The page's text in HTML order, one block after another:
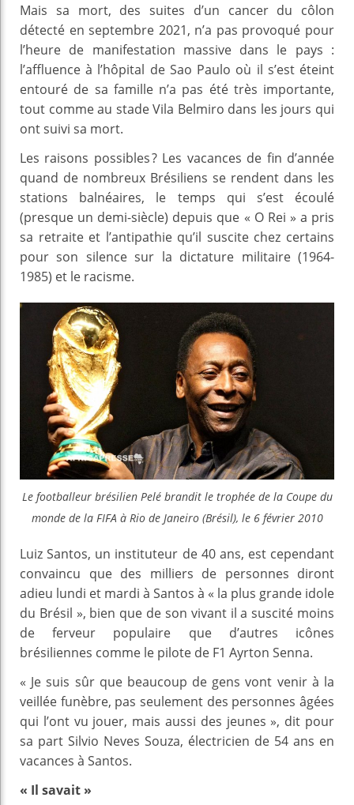
Mais sa mort, des suites d’un cancer du côlon
détecté en septembre 2021, n’a pas provoqué pour
l’heure de manifestation massive dans le pays :
l’affluence à l’hôpital de Sao Paulo où il s’est éteint
entouré de sa famille n’a pas été très importante,
tout comme au stade Vila Belmiro dans les jours qui
ont suivi sa mort.
Les raisons possibles ? Les vacances de fin d’année
quand de nombreux Brésiliens se rendent dans les
stations balnéaires, le temps qui s’est écoulé
(presque un demi-siècle) depuis que « O Rei » a pris
sa retraite et l’antipathie qu’il suscite chez certains
pour son silence sur la dictature militaire (1964-
1985) et le racisme.
Le footballeur brésilien Pelé brandit le trophée de la Coupe du
monde de la FIFA à Rio de Janeiro (Brésil), le 6 février 2010
Luiz Santos, un instituteur de 40 ans, est cependant
convaincu que des milliers de personnes diront
adieu lundi et mardi à Santos à « la plus grande idole
du Brésil », bien que de son vivant il a suscité moins
de ferveur populaire que d’autres icônes
brésiliennes comme le pilote de F1 Ayrton Senna.
« Je suis sûr que beaucoup de gens vont venir à la
veillée funèbre, pas seulement des personnes âgées
qui l’ont vu jouer, mais aussi des jeunes », dit pour
sa part Silvio Neves Souza, électricien de 54 ans en
vacances à Santos.
« Il savait »